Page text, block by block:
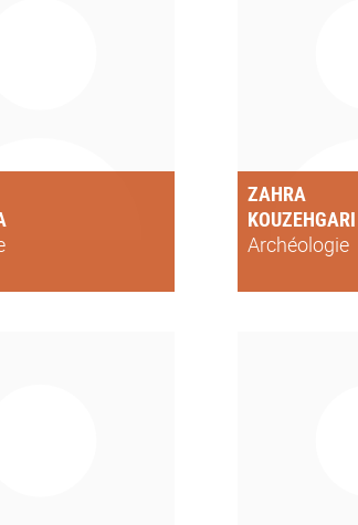
ZAHRA
KOUZEHGARI
Archéologie